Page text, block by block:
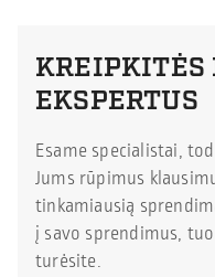
KREIPKITĖS
EKSPERTUS
Esame specialistai,
Jums rūpimus
tinkamiausią
į savo sprendimus,
turėsite.